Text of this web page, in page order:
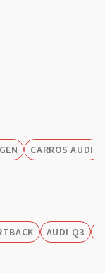
CARROS AUDI
AUDI Q3